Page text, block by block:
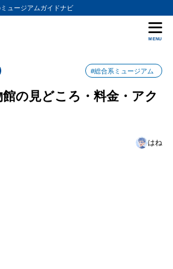
ュージアムガイドナビ
MENU
#総合系ミュージアム
館の見どころ・料金・アク
はね
徴
入場料金